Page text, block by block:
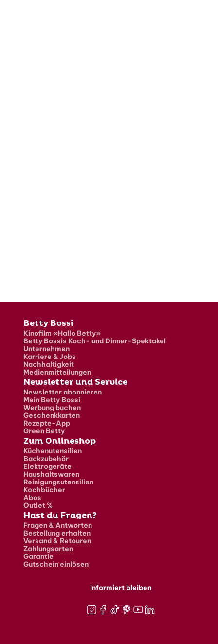
Fusszeile
Betty Bossi
Kinofilm «Hallo Betty»
Betty Bossis Koch- und Dinner-Spektakel
Unternehmen
Karriere & Jobs
Nachhaltigkeit
Medienmitteilungen
Newsletter und Service
Newsletter abonnieren
Mein Betty Bossi
Werbung buchen
Geschenkkarten
Rezepte-App
Green Betty
Zum Onlineshop
Küchenutensilien
Backzubehör
Elektrogeräte
Haushaltswaren
Reinigungsutensilien
Kochbücher
Abos
Outlet %
Hast du Fragen?
Fragen & Antworten
Bestellung erhalten
Versand & Retouren
Zahlungsarten
Garantie
Gutschein einlösen
Informiert bleiben